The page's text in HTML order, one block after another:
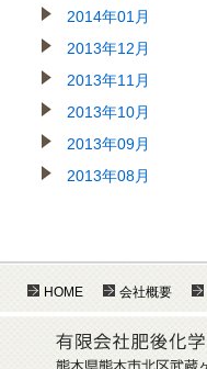
2014年01月
2013年12月
2013年11月
2013年10月
2013年09月
2013年08月
HOME 会社概要